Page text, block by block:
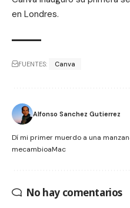
en Londres.
FUENTES: Canva
Alfonso Sanchez Gutierrez
Dí mi primer muerdo a una
mecambioaMac
No hay comentarios